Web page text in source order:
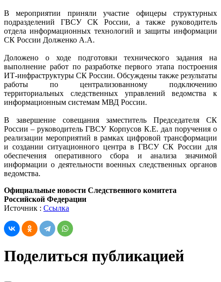
В мероприятии приняли участие офицеры структурных
подразделений ГВСУ СК России, а также руководитель
отдела информационных технологий и защиты информации
СК России Долженко А.А.
Доложено о ходе подготовки технического задания на
выполнение работ по разработке первого этапа построения
ИТ-инфраструктуры СК России. Обсуждены также результаты
работы по централизованному подключению
территориальных следственных управлений ведомства к
информационным системам МВД России.
В завершение совещания заместитель Председателя СК
России – руководитель ГВСУ Корпусов К.Е. дал поручения о
реализации мероприятий в рамках цифровой трансформации
и создании ситуационного центра в ГВСУ СК России для
обеспечения оперативного сбора и анализа значимой
информации о деятельности военных следственных органов
ведомства.
Официальные новости Следственного комитета
Российской Федерации
Источник : Ссылка
Поделиться публикацией